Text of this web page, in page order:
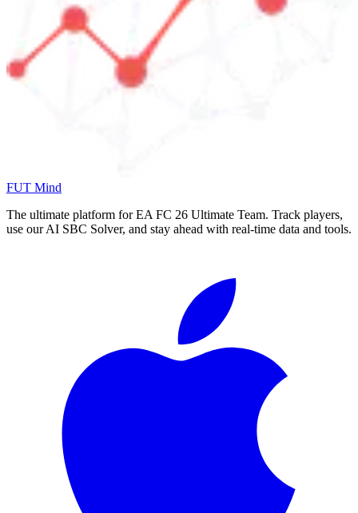
FUT Mind
The ultimate platform for EA FC 26 Ultimate Team. Track players,
use our AI SBC Solver, and stay ahead with real-time data and tools.